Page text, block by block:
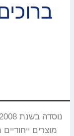
מוצרים